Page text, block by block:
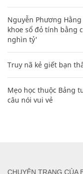
Nguyễn Phương
khoe sổ đỏ tính bằng
nghìn tỷ'
Truy nã kẻ giết bạn
Mẹo học thuộc Bảng
câu nói vui vẻ
CHUYÊN TRANG CỦA